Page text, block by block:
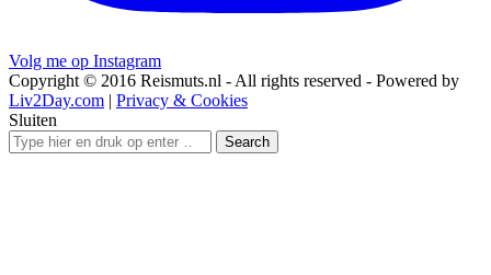
Volg me op Instagram
Copyright © 2016 Reismuts.nl - All rights reserved - Powered by
Liv2Day.com | Privacy & Cookies
Sluiten